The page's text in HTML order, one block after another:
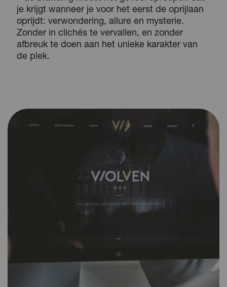
je krijgt wanneer je voor het eerst de oprijlaan
oprijdt: verwondering, allure en mysterie.
Zonder in clichés te vervallen, en zonder
afbreuk te doen aan het unieke karakter van
de plek.